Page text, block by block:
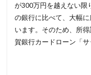
が300万円を越えない限
の銀行に比べて、大幅
います。そのため、所
賀銀行カードローン「サ